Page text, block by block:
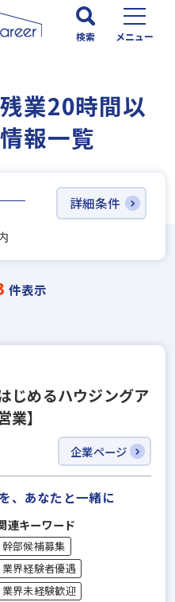
検索 メニュー
業20時間以
報一覧
詳細条件
件表示
じめるハウジングア
】
企業ページ
、あなたと一緒に
連キーワード
幹部候補募集
業界経験者優遇
業界未経験歓迎